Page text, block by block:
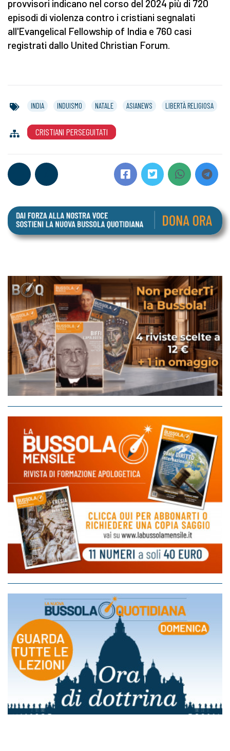
provvisori indicano nel corso del 2024 più di 720
episodi di violenza contro i cristiani segnalati
all'Evangelical Fellowship of India e 760 casi
registrati dallo United Christian Forum.
INDIA INDUISMO NATALE ASIANEWS LIBERTÀ RELIGIOSA
CRISTIANI PERSEGUITATI